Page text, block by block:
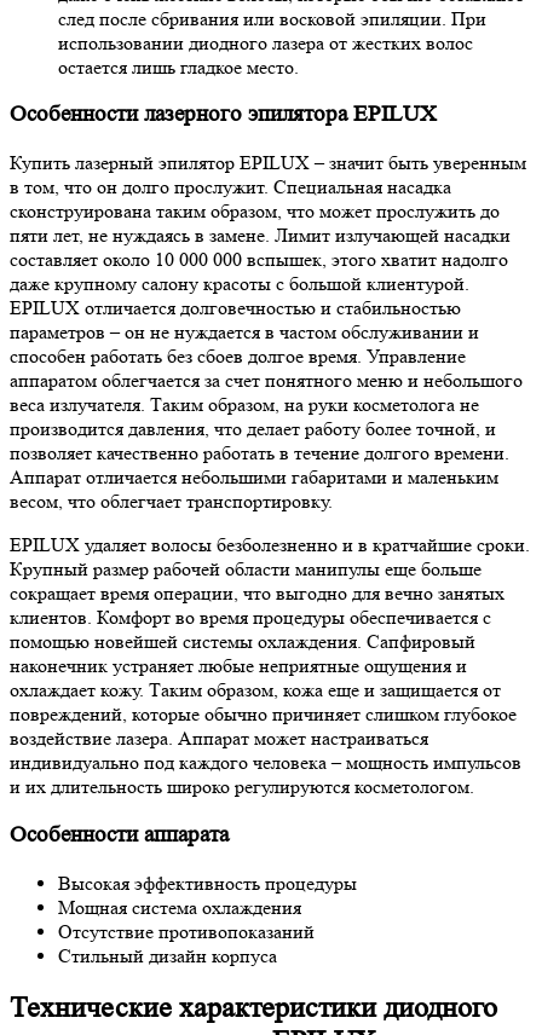
след после сбривания или восковой эпиляции. При
использовании диодного лазера от жестких волос
остается лишь гладкое место.
Особенности лазерного эпилятора EPILUX
Купить лазерный эпилятор EPILUX – значит быть уверенным
в том, что он долго прослужит. Специальная насадка
сконструирована таким образом, что может прослужить до
пяти лет, не нуждаясь в замене. Лимит излучающей насадки
составляет около 10 000 000 вспышек, этого хватит надолго
даже крупному салону красоты с большой клиентурой.
EPILUX отличается долговечностью и стабильностью
параметров – он не нуждается в частом обслуживании и
способен работать без сбоев долгое время. Управление
аппаратом облегчается за счет понятного меню и небольшого
веса излучателя. Таким образом, на руки косметолога не
производится давления, что делает работу более точной, и
позволяет качественно работать в течение долгого времени.
Аппарат отличается небольшими габаритами и маленьким
весом, что облегчает транспортировку.
EPILUX удаляет волосы безболезненно и в кратчайшие сроки.
Крупный размер рабочей области манипулы еще больше
сокращает время операции, что выгодно для вечно занятых
клиентов. Комфорт во время процедуры обеспечивается с
помощью новейшей системы охлаждения. Сапфировый
наконечник устраняет любые неприятные ощущения и
охлаждает кожу. Таким образом, кожа еще и защищается от
повреждений, которые обычно причиняет слишком глубокое
воздействие лазера. Аппарат может настраиваться
индивидуально под каждого человека – мощность импульсов
и их длительность широко регулируются косметологом.
Особенности аппарата
Высокая эффективность процедуры
Мощная система охлаждения
Отсутствие противопоказаний
Стильный дизайн корпуса
Технические характеристики диодного